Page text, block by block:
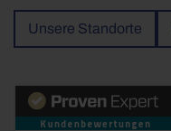
Unsere Standorte